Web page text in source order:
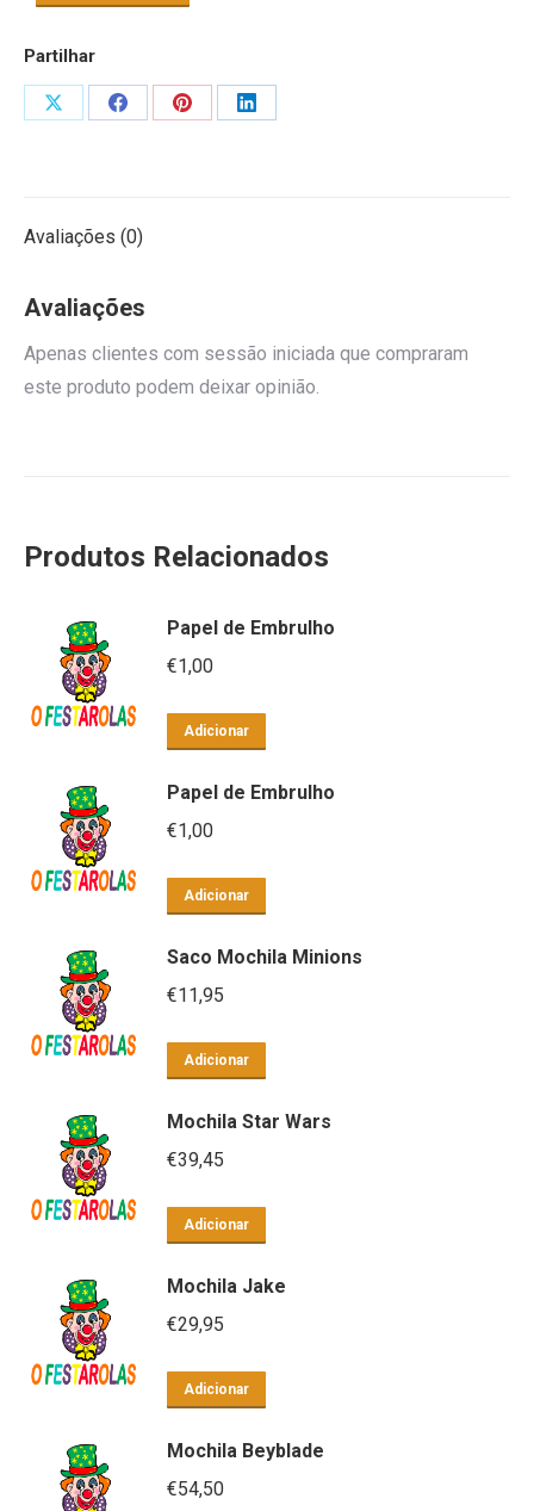
Partilhar
Share
Share
Share
Share
Avaliações (0)
Avaliações
Apenas clientes com sessão iniciada que compraram
este produto podem deixar opinião.
Produtos Relacionados
Papel de Embrulho
€1,00
Adicionar
Papel de Embrulho
€1,00
Adicionar
Saco Mochila Minions
€11,95
Adicionar
Mochila Star Wars
€39,45
Adicionar
Mochila Jake
€29,95
Adicionar
Mochila Beyblade
€54,50